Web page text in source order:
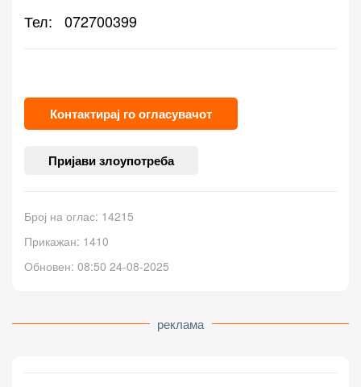
Тел:
072700399
Контактирај го огласувачот
Пријави злоупотреба
Број на оглас: 14215
Прикажан: 1410
Обновен: 08:50 24-08-2025
реклама